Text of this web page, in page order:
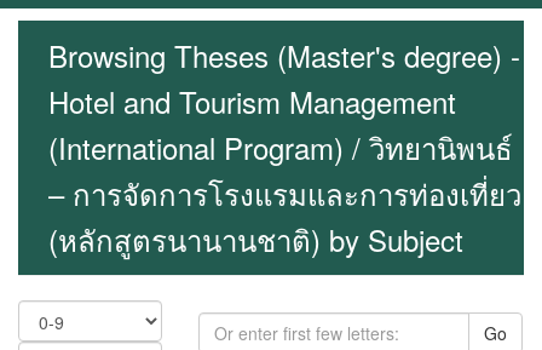
Browsing Theses (Master's degree) -
Hotel and Tourism Management
(International Program) / วิทยานิพนธ์
– การจัดการโรงแรมและการท่องเที่ยว
(หลักสูตรนานานชาติ) by Subject
Go